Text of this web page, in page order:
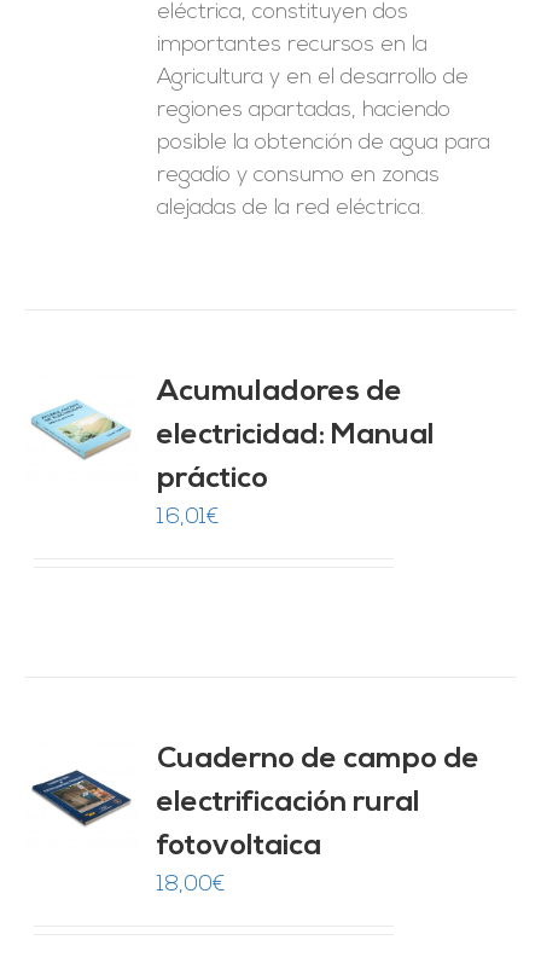
eléctrica, constituyen dos
importantes recursos en la
Agricultura y en el desarrollo de
regiones apartadas, haciendo
posible la obtención de agua para
regadío y consumo en zonas
alejadas de la red eléctrica.
Acumuladores de
electricidad: Manual
práctico
16,01€
Cuaderno de campo de
electrificación rural
fotovoltaica
18,00€